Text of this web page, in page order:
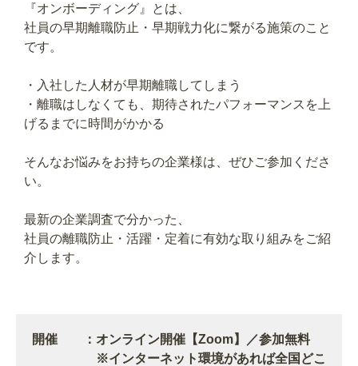
『オンボーディング』とは、
社員の早期離職防止・早期戦力化に繋がる施策のこと
です。
・入社した人材が早期離職してしまう
・離職はしなくても、期待されたパフォーマンスを上
げるまでに時間がかかる
そんなお悩みをお持ちの企業様は、ぜひご参加くださ
い。
最新の企業調査で分かった、
社員の離職防止・活躍・定着に有効な取り組みをご紹
介します。
開催 ：オンライン開催【Zoom】／参加無料
※インターネット環境があれば全国どこ